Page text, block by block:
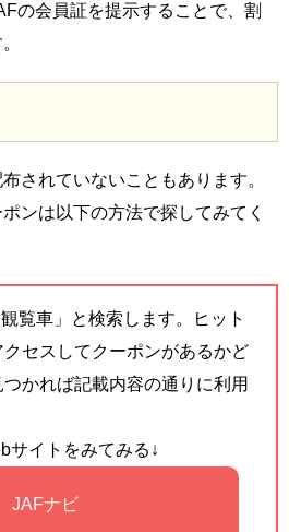
の会員証を提示することで、割
されていないこともあります。
ンは以下の方法で探してみてく
覧車」と検索します。ヒット
セスしてクーポンがあるかど
かれば記載内容の通りに利用
サイトをみてみる↓
JAFナビ